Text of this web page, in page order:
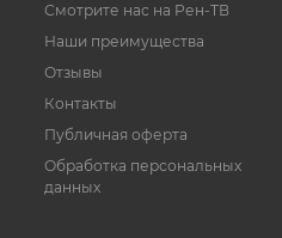
Смотрите нас на Рен-ТВ
Наши преимущества
Отзывы
Контакты
Публичная оферта
Обработка персональных
данных